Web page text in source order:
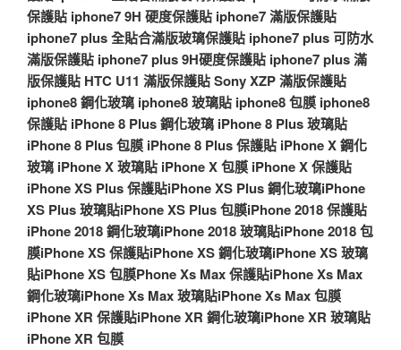
保護貼 iphone7 9H 硬度保護貼 iphone7 滿版保護貼
iphone7 plus 全貼合滿版玻璃保護貼 iphone7 plus 可防水
滿版保護貼 iphone7 plus 9H硬度保護貼 iphone7 plus 滿
版保護貼 HTC U11 滿版保護貼Sony XZP 滿版保護貼
iphone8 鋼化玻璃 iphone8 玻璃貼 iphone8 包膜 iphone8
保護貼 iPhone 8 Plus 鋼化玻璃 iPhone 8 Plus 玻璃貼
iPhone 8 Plus 包膜 iPhone 8 Plus 保護貼 iPhone X 鋼化
玻璃 iPhone X 玻璃貼 iPhone X 包膜 iPhone X 保護貼
iPhone XS Plus 保護貼iPhone XS Plus 鋼化玻璃iPhone
XS Plus 玻璃貼iPhone XS Plus 包膜iPhone 2018 保護貼
iPhone 2018 鋼化玻璃iPhone 2018 玻璃貼iPhone 2018 包
膜iPhone XS 保護貼iPhone XS 鋼化玻璃iPhone XS 玻璃
貼iPhone XS 包膜Phone Xs Max 保護貼iPhone Xs Max
鋼化玻璃iPhone Xs Max 玻璃貼iPhone Xs Max 包膜
iPhone XR 保護貼iPhone XR 鋼化玻璃iPhone XR 玻璃貼
iPhone XR 包膜